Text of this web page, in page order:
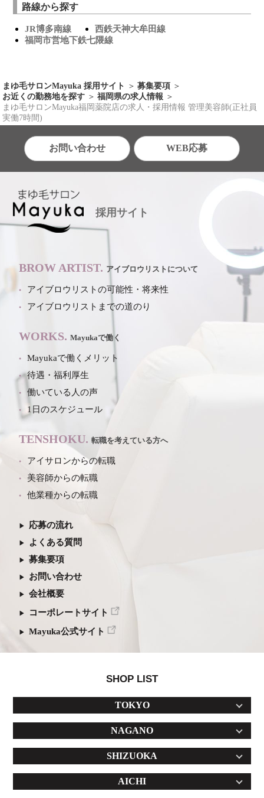
路線から探す
JR博多南線
西鉄天神大牟田線
福岡市営地下鉄七隈線
まゆ毛サロンMayuka 採用サイト
募集要項
お近くの勤務地を探す
福岡県の求人情報
まゆ毛サロンMayuka福岡薬院店の求人・採用情報 管理美容師(正社員
実働7時間)
お問い合わせ WEB応募
採用サイト
BROW ARTIST. アイブロウリストについて
アイブロウリストの可能性・将来性
アイブロウリストまでの道のり
WORKS. Mayukaで働く
Mayukaで働くメリット
待遇・福利厚生
働いている人の声
1日のスケジュール
TENSHOKU. 転職を考えている方へ
アイサロンからの転職
美容師からの転職
他業種からの転職
応募の流れ
よくある質問
募集要項
お問い合わせ
会社概要
コーポレートサイト
Mayuka公式サイト
SHOP LIST
TOKYO
NAGANO
SHIZUOKA
AICHI